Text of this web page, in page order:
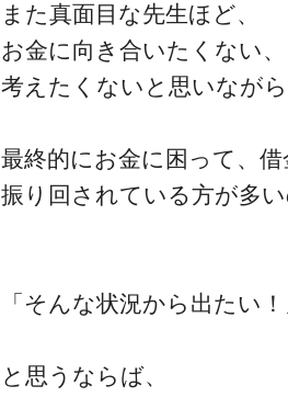
また真面目な先生ほど、
お金に向き合いたくない、
考えたくないと思いながら
最終的にお金に困って、借
振り回されている方が多い
「そんな状況から出たい！
と思うならば、